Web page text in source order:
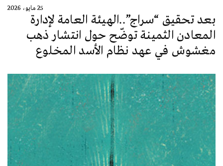
25 مايو، 2026
بعد تحقيق “سراج”..الهيئة العامة لإدارة
المعادن الثمينة توضّح حول انتشار ذهب
مغشوش في عهد نظام الأسد المخلوع